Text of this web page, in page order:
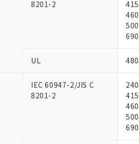
8201-2
UL
IEC 60947-2/JIS C
8201-2
くものです。
当社制御機
在庫状況お
のであり、
正式な納期
当社販売員
オムロン制
在庫状況お
マイパーツ
ている必要
お客様が当
鉛(Pb) 1000ppm以下
六価クロム(Cr(Ⅵ))
フタル酸ビス(2-エチ
ル（DBP） 1000ppm
但し、RoHS指令で産
フタル酸エステル類の
※2 対応予定月
部品在庫の切り
※3 非含有証明
「－」：未確認
*中国RoHS10物質の基
Pb(鉛) :1000ppm、
Cr(Ⅵ)(六価クロム) :
DBP(フタル酸ジブチ
※2 環境保護使
「ｅ」：有害物
「10」：通常の
「－」：未確認
う）を輸出
などの必要
当社は規制
当社は貴社
置等に一切
当社は、貴
また当社は
たしません。
一定数
一定数
在庫な
機器販
受注生